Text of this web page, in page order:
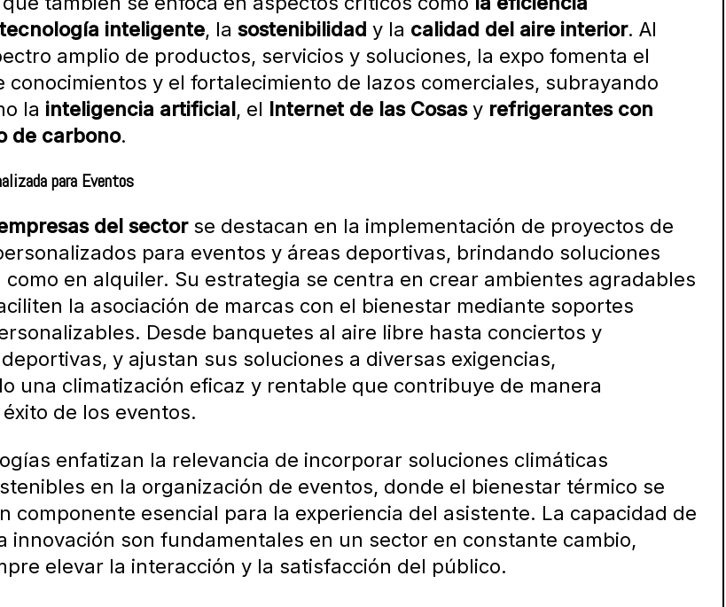
tecnología inteligente, la sostenibilidad y la calidad del aire interior. Al
amplio de productos, servicios y soluciones, la expo fomenta el
conocimientos y el fortalecimiento de lazos comerciales, subrayando
la inteligencia artificial , el Internet de las Cosasy refrigerantes con
de carbono.
para Eventos
del sectorse destacan en la implementación de proyectos de
para eventos y áreas deportivas, brindando soluciones
en alquiler. Su estrategia se centra en crear ambientes agradables
la asociación de marcas con el bienestar mediante soportes
Desde banquetes al aire libre hasta conciertos y
y ajustan sus soluciones a diversas exigencias,
una climatización eficaz y rentable que contribuye de manera
de los eventos.
enfatizan la relevancia de incorporar soluciones climáticas
en la organización de eventos, donde el bienestar térmico se
componente esencial para la experiencia del asistente. La capacidad de
innovación son fundamentales en un sector en constante cambio,
elevar la interacción y la satisfacción del público.